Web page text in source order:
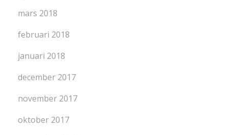
mars 2018
februari 2018
januari 2018
december 2017
november 2017
oktober 2017